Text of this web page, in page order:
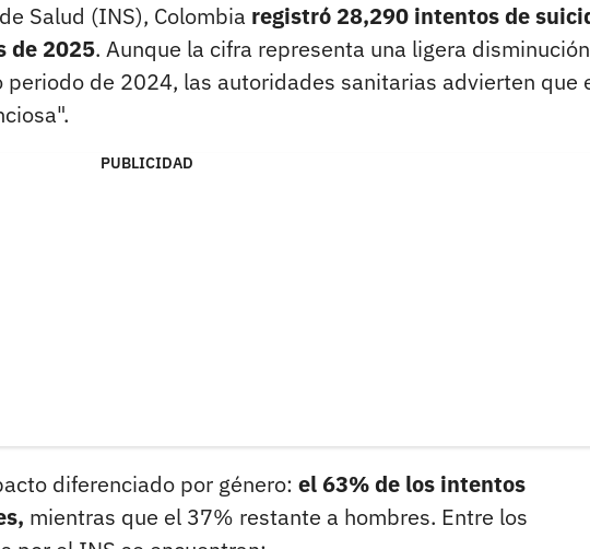
Salud (INS), Colombia registró 28,290 intentos de
de 2025. Aunque la cifra representa una ligera
de 2024, las autoridades sanitarias advierten que
PUBLICIDAD
diferenciado por género: el 63% de los intentos
mientras que el 37% restante a hombres. Entre los